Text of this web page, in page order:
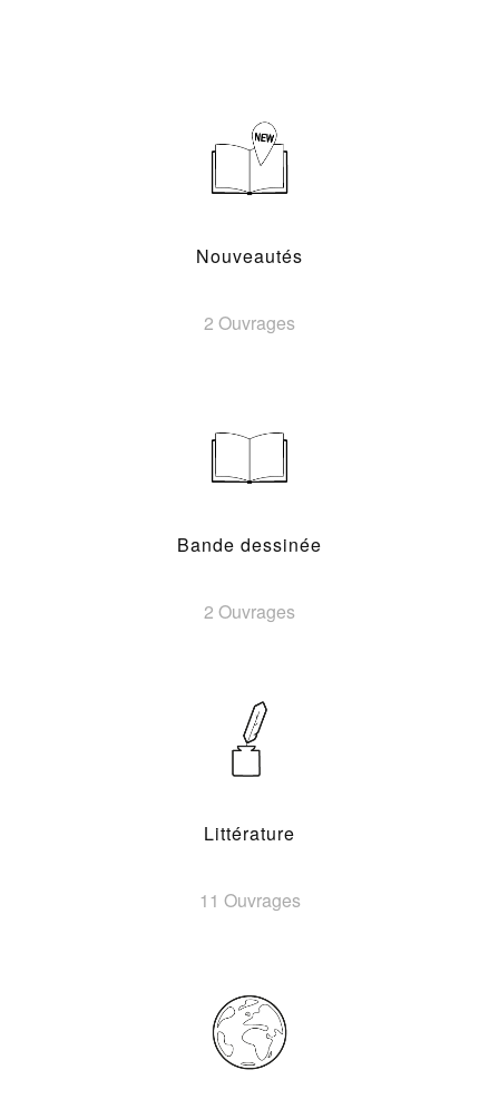
Nouveautés
2 Ouvrages
Bande dessinée
2 Ouvrages
Littérature
11 Ouvrages